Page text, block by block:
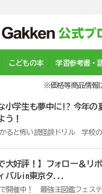
こどもの本 学習参考書・
※価格等商品情報
小学生も夢中に!? 今年の
う！
かると怖い読怪談ドリル 学校
大好評！】フォロー＆リ
バルin東京タ...
開催中！ 最強王図鑑フェス